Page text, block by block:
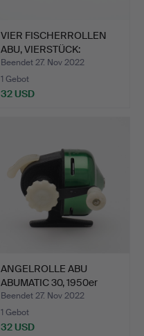
VIER FISCHERROLLEN
ABU, VIERSTÜCK:
CARDINA…
Beendet 27. Nov 2022
1 Gebot
32 USD
ANGELROLLE ABU
ABUMATIC 30, 1950er
Jahre.
Beendet 27. Nov 2022
1 Gebot
32 USD